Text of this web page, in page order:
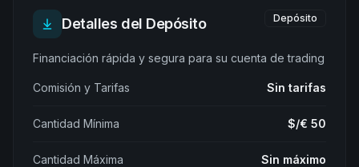
Detalles del Depósito Depósito
Financiación rápida y segura para su cuenta de trading
Comisión y Tarifas Sin tarifas
Cantidad Mínima $/€ 50
Cantidad Máxima Sin máximo